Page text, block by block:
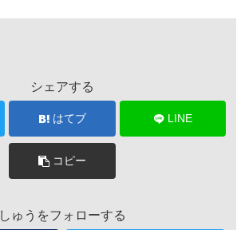
シェアする
はてブ LINE
コピー
しゅうをフォローする